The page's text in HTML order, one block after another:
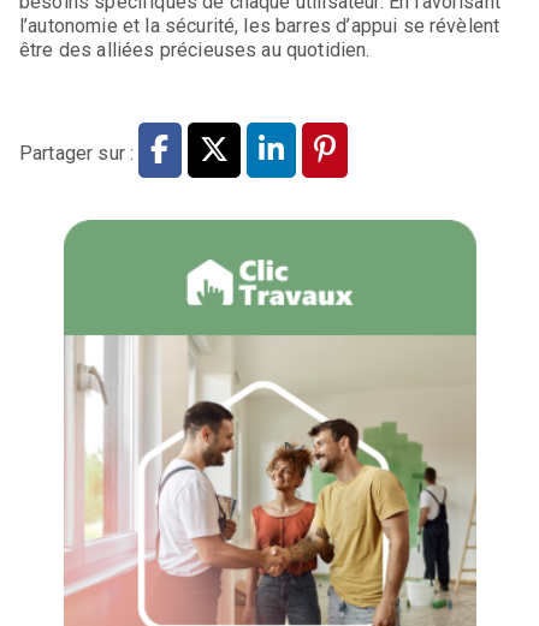
l’autonomie et la sécurité, les barres d’appui se révèlent
être des alliées précieuses au quotidien.
Partager sur :